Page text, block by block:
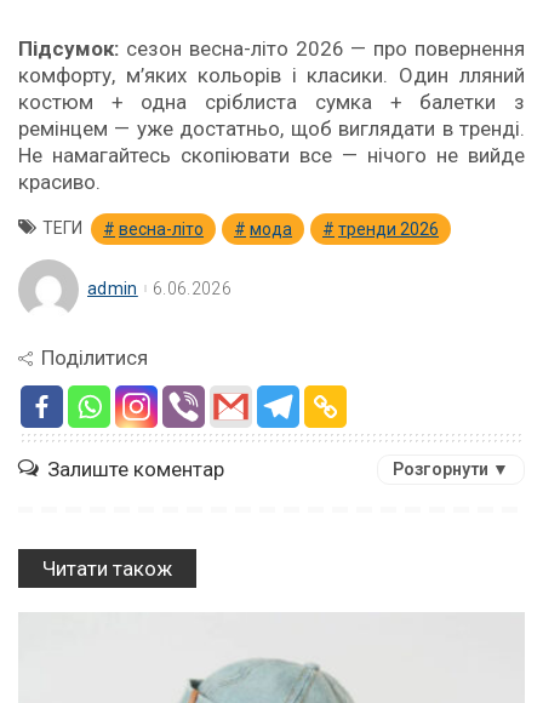
Підсумок: сезон весна-літо 2026 — про повернення
комфорту, м’яких кольорів і класики. Один лляний
костюм + одна сріблиста сумка + балетки з
ремінцем — уже достатньо, щоб виглядати в тренді.
Не намагайтесь скопіювати все — нічого не вийде
красиво.
ТЕГИ весна-літо мода тренди 2026
admin 6.06.2026
Поділитися
Залиште коментар Розгорнути ▼
Читати також